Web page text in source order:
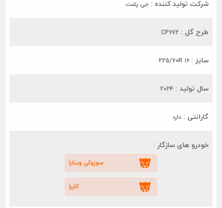
شرکت تولید کننده : جی پلنت
طرح گل : CP672
سایز : 225/70R 16
سال تولید : 2024
گارانتی : دارد
خودرو های سازگار :
سوزوکی ویتارا
کاپرا